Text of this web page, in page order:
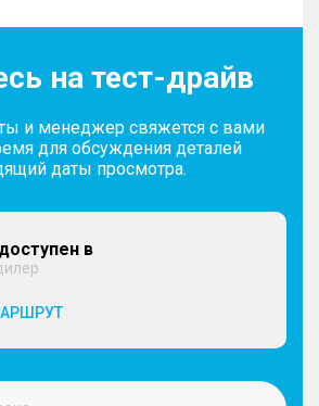
на тест-драйв
и менеджер свяжется с вами
для обсуждения деталей
даты просмотра.
в